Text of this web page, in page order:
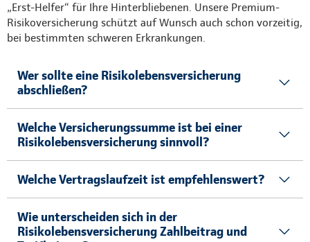
„Erst-Helfer“ für Ihre Hinterbliebenen. Unsere Premium-
Risikoversicherung schützt auf Wunsch auch schon vorzeitig,
bei bestimmten schweren Erkrankungen.
Wer sollte eine Risikolebensversicherung
abschließen?
Welche Versicherungssumme ist bei einer
Risikolebensversicherung sinnvoll?
Welche Vertragslaufzeit ist empfehlenswert?
Wie unterscheiden sich in der
Risikolebensversicherung Zahlbeitrag und